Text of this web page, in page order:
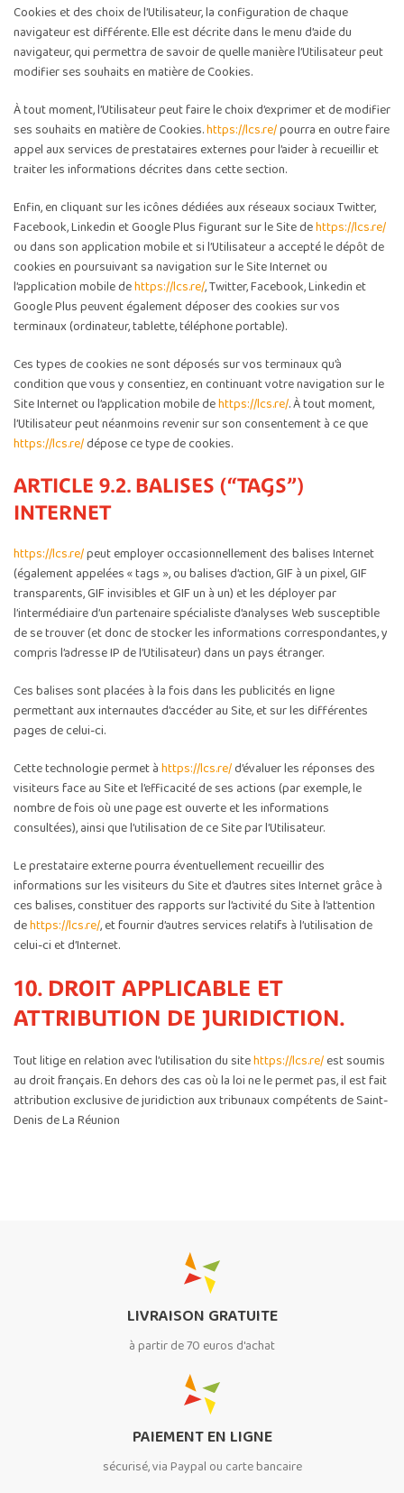
Cookies et des choix de l’Utilisateur, la configuration de chaque
navigateur est différente. Elle est décrite dans le menu d’aide du
navigateur, qui permettra de savoir de quelle manière l’Utilisateur peut
modifier ses souhaits en matière de Cookies.
À tout moment, l’Utilisateur peut faire le choix d’exprimer et de modifier
ses souhaits en matière de Cookies.https://lcs.re/pourra en outre faire
appel aux services de prestataires externes pour l’aider à recueillir et
traiter les informations décrites dans cette section.
Enfin, en cliquant sur les icônes dédiées aux réseaux sociaux Twitter,
Facebook, Linkedin et Google Plus figurant sur le Site dehttps://lcs.re/
ou dans son application mobile et si l’Utilisateur a accepté le dépôt de
cookies en poursuivant sa navigation sur le Site Internet ou
l’application mobile dehttps://lcs.re/, Twitter, Facebook, Linkedin et
Google Plus peuvent également déposer des cookies sur vos
terminaux (ordinateur, tablette, téléphone portable).
Ces types de cookies ne sont déposés sur vos terminaux qu’à
condition que vous y consentiez, en continuant votre navigation sur le
Site Internet ou l’application mobile dehttps://lcs.re/. À tout moment,
l’Utilisateur peut néanmoins revenir sur son consentement à ce que
https://lcs.re/dépose ce type de cookies.
ARTICLE 9.2. BALISES (“TAGS”)
INTERNET
https://lcs.re/peut employer occasionnellement des balises Internet
(également appelées « tags », ou balises d’action, GIF à un pixel, GIF
transparents, GIF invisibles et GIF un à un) et les déployer par
l’intermédiaire d’un partenaire spécialiste d’analyses Web susceptible
de se trouver (et donc de stocker les informations correspondantes, y
compris l’adresse IP de l’Utilisateur) dans un pays étranger.
Ces balises sont placées à la fois dans les publicités en ligne
permettant aux internautes d’accéder au Site, et sur les différentes
pages de celui-ci.
Cette technologie permet àhttps://lcs.re/d’évaluer les réponses des
visiteurs face au Site et l’efficacité de ses actions (par exemple, le
nombre de fois où une page est ouverte et les informations
consultées), ainsi que l’utilisation de ce Site par l’Utilisateur.
Le prestataire externe pourra éventuellement recueillir des
informations sur les visiteurs du Site et d’autres sites Internet grâce à
ces balises, constituer des rapports sur l’activité du Site à l’attention
dehttps://lcs.re/, et fournir d’autres services relatifs à l’utilisation de
celui-ci et d’Internet.
10. DROIT APPLICABLE ET
ATTRIBUTION DE JURIDICTION.
Tout litige en relation avec l’utilisation du sitehttps://lcs.re/est soumis
au droit français. En dehors des cas où la loi ne le permet pas, il est fait
attribution exclusive de juridiction aux tribunaux compétents de Saint-
Denis de La Réunion
LIVRAISON GRATUITE
à partir de 70 euros d'achat
PAIEMENT EN LIGNE
sécurisé, via Paypal ou carte bancaire